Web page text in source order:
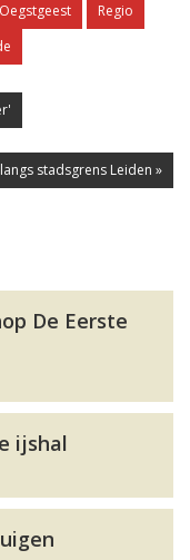
Oegstgeest
Regio
stadsgrens Leiden »
De Eerste
ijshal